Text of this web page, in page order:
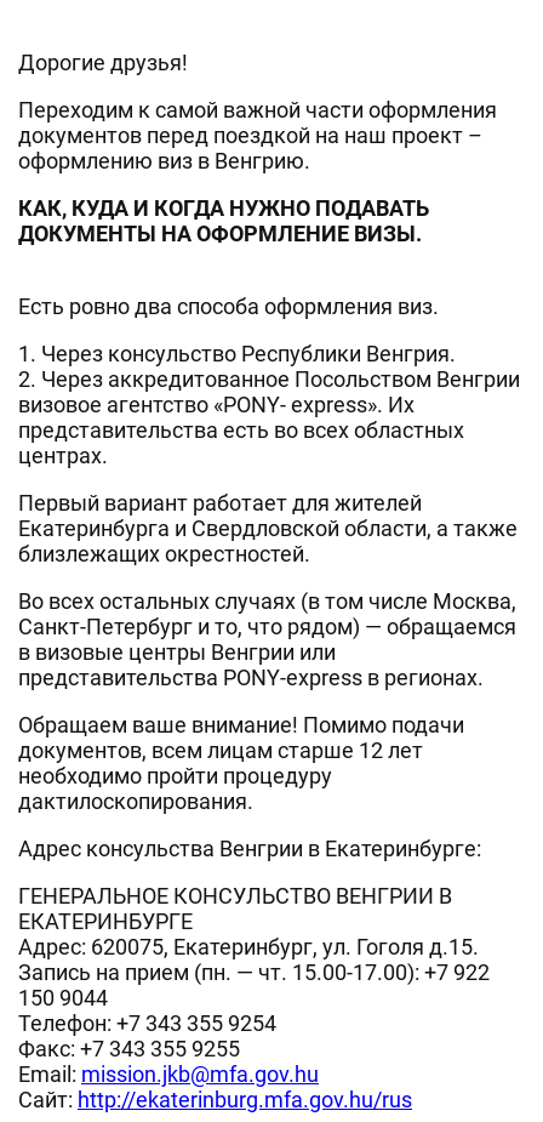
Дорогие друзья!
Переходим к самой важной части оформления
документов перед поездкой на наш проект –
оформлению виз в Венгрию.
КАК, КУДА И КОГДА НУЖНО ПОДАВАТЬ
ДОКУМЕНТЫ НА ОФОРМЛЕНИЕ ВИЗЫ.
Есть ровно два способа оформления виз.
1. Через консульство Республики Венгрия.
2. Через аккредитованное Посольством Венгрии
визовое агентство «PONY- express». Их
представительства есть во всех областных
центрах.
Первый вариант работает для жителей
Екатеринбурга и Свердловской области, а также
близлежащих окрестностей.
Во всех остальных случаях (в том числе Москва,
Санкт-Петербург и то, что рядом) — обращаемся
в визовые центры Венгрии или
представительства PONY-express в регионах.
Обращаем ваше внимание! Помимо подачи
документов, всем лицам старше 12 лет
необходимо пройти процедуру
дактилоскопирования.
Адрес консульства Венгрии в Екатеринбурге:
ГЕНЕРАЛЬНОЕ КОНСУЛЬСТВО ВЕНГРИИ В
ЕКАТЕРИНБУРГЕ
Адрес: 620075, Екатеринбург, ул. Гоголя д.15.
Запись на прием (пн. — чт. 15.00-17.00): +7 922
150 9044
Телефон: +7 343 355 9254
Факс: +7 343 355 9255
Email: mission.jkb@mfa.gov.hu
Сайт: http://ekaterinburg.mfa.gov.hu/rus